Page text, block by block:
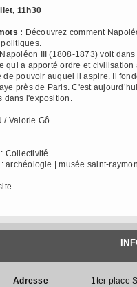
11h30
: Découvrez comment
Napoléon III (1808-1873) voit
qui a apporté ordre et
de pouvoir auquel il aspire. Il
près de Paris. C'est
dans l'exposition.
/ Valorie Gô
Collectivité
: archéologie | musée saint-
Adresse 1ter place